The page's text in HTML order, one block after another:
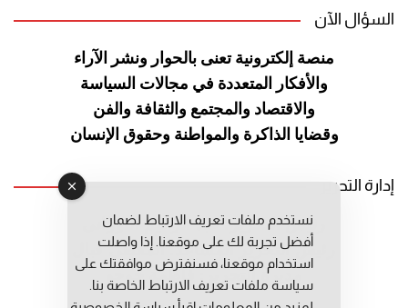
السؤال الآن
منصة إلكترونية تعنى بالحوار ونشر الآراء
والأفكار المتعددة في مجالات السياسة
والاقتصاد والمجتمع والثقافة والفن
وقضايا الذاكرة والمواطنة وحقوق الإنسان
إدارة التحرير
رئيس التحرير: عبد الرحيم التوراني
رئيس التحرير المساعد: المعطي قبال
مديرة التحرير: فاطمة حوحو
نستخدم ملفات تعريف الارتباط لضمان
أفضل تجربة لك على موقعنا. إذا واصلت
استخدام موقعنا، فسنفترض موافقتك على
سياسة ملفات تعريف الارتباط الخاصة بنا.